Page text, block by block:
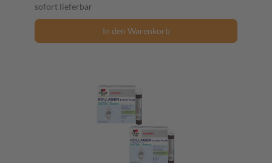
sofort lieferbar
In den Warenkorb